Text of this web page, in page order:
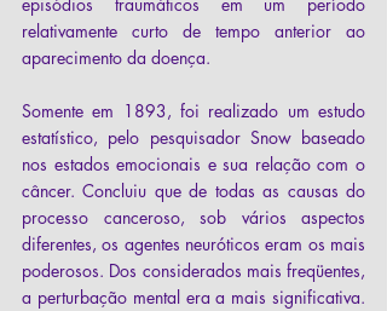
episódios traumáticos em um período
relativamente curto de tempo anterior ao
aparecimento da doença.
Somente em 1893, foi realizado um estudo
estatístico, pelo pesquisador Snow baseado
nos estados emocionais e sua relação com o
câncer. Concluiu que de todas as causas do
processo canceroso, sob vários aspectos
diferentes, os agentes neuróticos eram os mais
poderosos. Dos considerados mais freqüentes,
a perturbação mental era a mais significativa.